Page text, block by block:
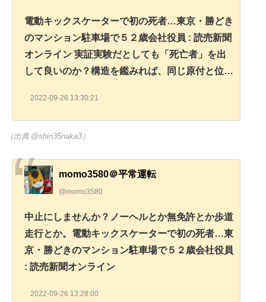
電動キックスケーターで初の死者…東京・勝どき
のマンション駐車場で５２歳会社役員 : 読売新聞
オンライン 実証実験だとしても「死亡者」を出
して良いのか？構造を鑑みれば、同じ原付と位…
2022-09-26 13:30:21
（出典 @shin35naka3）
momo3580＠平常運転
@momo3580
中止にしませんか？ノーヘルとか無免許とか歩道
走行とか。電動キックスケーターで初の死者…東
京・勝どきのマンション駐車場で５２歳会社役員
: 読売新聞オンライン
2022-09-26 13:28:00